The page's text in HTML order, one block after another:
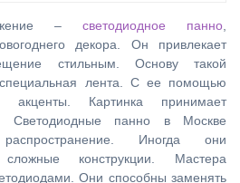
– светодиодное панно
декора. Он привлекает
стильным. Основу такой
специальная лента. С ее помощью
акценты. Картинка принимает
Светодиодные панно в Москве
Иногда они
конструкции. Мастера
Они способны заменять